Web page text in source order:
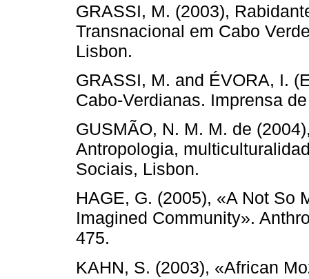
GRASSI, M. (2003),
Transnacional em Cabo
Lisbon.
GRASSI, M. and ÉVORA, I.
Cabo-Verdianas. Imprensa
GUSMÃO, N. M. M. de
Antropologia,
Sociais, Lisbon.
HAGE, G. (2005), «A Not So
Imagined Community».
475.
KAHN, S. (2003), «African